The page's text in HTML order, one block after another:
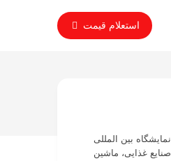
استعلام قیمت
نمایشگاه بین المللی
صنایع غذایی، ماشین